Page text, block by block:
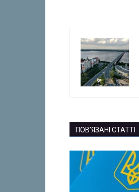
ПОВ'ЯЗАНІ СТАТТІ